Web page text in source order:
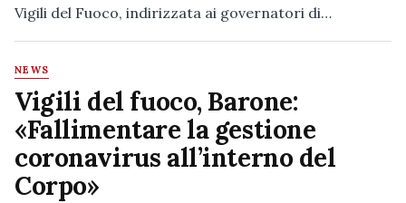
Vigili del Fuoco, indirizzata ai governatori di…
NEWS
Vigili del fuoco, Barone:
«Fallimentare la gestione
coronavirus all’interno del
Corpo»